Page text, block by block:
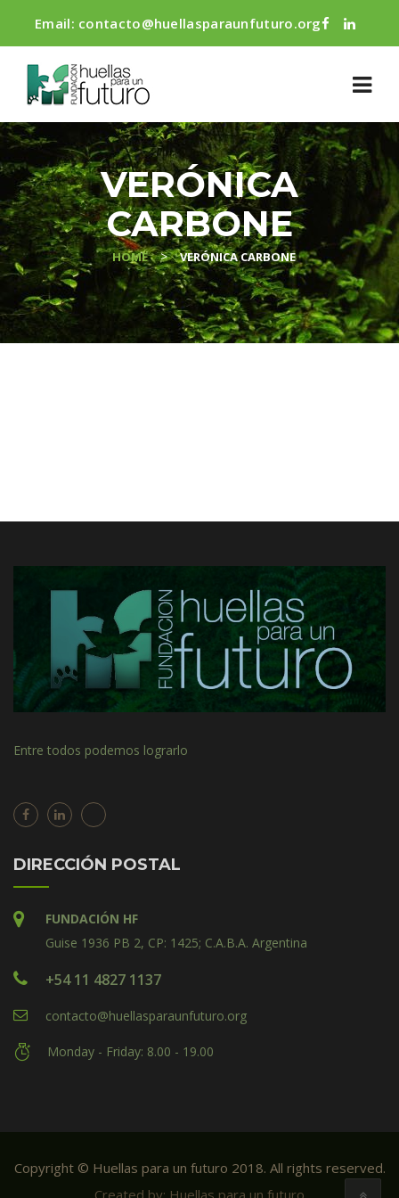
Email: contacto@huellasparaunfuturo.org
VERÓNICA
CARBONE
HOME > VERÓNICA CARBONE
Entre todos podemos lograrlo
DIRECCIÓN POSTAL
FUNDACIÓN HF
Guise 1936 PB 2, CP: 1425; C.A.B.A. Argentina
+54 11 4827 1137
contacto@huellasparaunfuturo.org
Monday - Friday: 8.00 - 19.00
Copyright © Huellas para un futuro 2018. All rights reserved.